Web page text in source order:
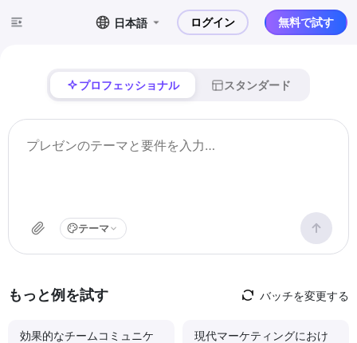
日本語 ログイン 無料で試す
プロフェッショナル スタンダード
テーマ
もっと例を試す バッチを変更する
効果的なチームコミュニケ
現代マーケティングにおけ